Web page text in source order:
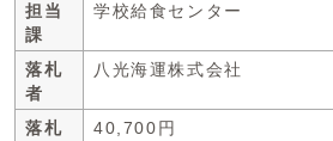
担当
課
学校給食センター
落札
者
八光海運株式会社
落札
40,700円